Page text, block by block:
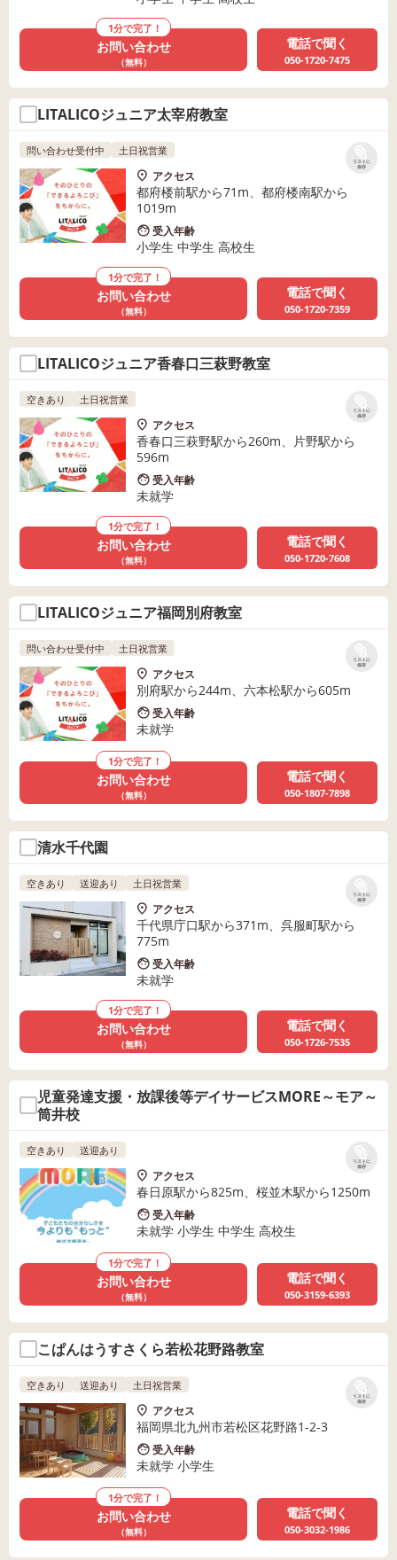
1分で完了！
お問い合わせ
（無料）
電話で聞く
050-1720-7475
LITALICOジュニア太宰府教室
リストに
保存
問い合わせ受付中 土日祝営業
アクセス
都府楼前駅から71m、都府楼南駅から
1019m
受入年齢
小学生 中学生 高校生
1分で完了！
お問い合わせ
（無料）
電話で聞く
050-1720-7359
LITALICOジュニア香春口三萩野教室
リストに
保存
空きあり 土日祝営業
アクセス
香春口三萩野駅から260m、片野駅から
596m
受入年齢
未就学
1分で完了！
お問い合わせ
（無料）
電話で聞く
050-1720-7608
LITALICOジュニア福岡別府教室
リストに
保存
問い合わせ受付中 土日祝営業
アクセス
別府駅から244m、六本松駅から605m
受入年齢
未就学
1分で完了！
お問い合わせ
（無料）
電話で聞く
050-1807-7898
清水千代園
リストに
保存
空きあり 送迎あり 土日祝営業
アクセス
千代県庁口駅から371m、呉服町駅から
775m
受入年齢
未就学
1分で完了！
お問い合わせ
（無料）
電話で聞く
050-1726-7535
児童発達支援・放課後等デイサービスMORE～モア～
筒井校
リストに
保存
空きあり 送迎あり
アクセス
春日原駅から825m、桜並木駅から1250m
受入年齢
未就学 小学生 中学生 高校生
1分で完了！
お問い合わせ
（無料）
電話で聞く
050-3159-6393
こぱんはうすさくら若松花野路教室
リストに
保存
空きあり 送迎あり 土日祝営業
アクセス
福岡県北九州市若松区花野路1-2-3
受入年齢
未就学 小学生
1分で完了！
お問い合わせ
（無料）
電話で聞く
050-3032-1986